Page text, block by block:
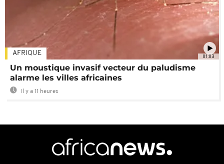
01:03
AFRIQUE
Un moustique invasif vecteur du paludisme
alarme les villes africaines
Il y a 11 heures